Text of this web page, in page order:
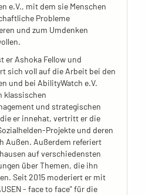
e.V., mit dem sie Menschen
Probleme
und zum Umdenken
er Ashoka Fellow und
sich voll auf die Arbeit bei den
und bei AbilityWatch e.V.
klassischen
und strategischen
er innehat, vertritt er die
Projekte und deren
Außen. Außerdem referiert
auf verschiedensten
über Themen, die ihn
Seit 2015 moderiert er mit
- face to face" für die